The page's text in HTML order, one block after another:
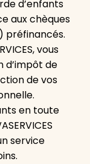
d’enfants
aux chèques
préfinancés.
vous
d’impôt de
de vos
en toute
service